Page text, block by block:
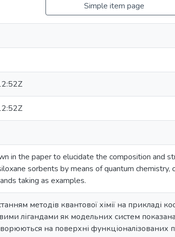
Simple item page
in the paper to elucidate the composition and
sorbents by means of quantum chemistry,
taking as examples.
методів квантової хімії на прикладі
лігандами як модельних систем
на поверхні функціоналізованих